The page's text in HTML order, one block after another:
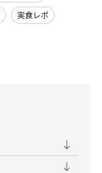
実食レポ